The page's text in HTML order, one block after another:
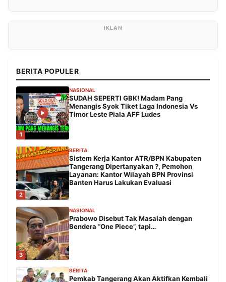
BERITA POPULER
1
NASIONAL
SUDAH SEPERTI GBK! Madam Pang
Menangis Syok Tiket Laga Indonesia Vs
Timor Leste Piala AFF Ludes
2
BERITA
Sistem Kerja Kantor ATR/BPN Kabupaten
Tangerang Dipertanyakan ?, Pemohon
Layanan: Kantor Wilayah BPN Provinsi
Banten Harus Lakukan Evaluasi
3
NASIONAL
Prabowo Disebut Tak Masalah dengan
Bendera “One Piece”, tapi…
BERITA
Pemkab Tangerang Akan Aktifkan Kembali